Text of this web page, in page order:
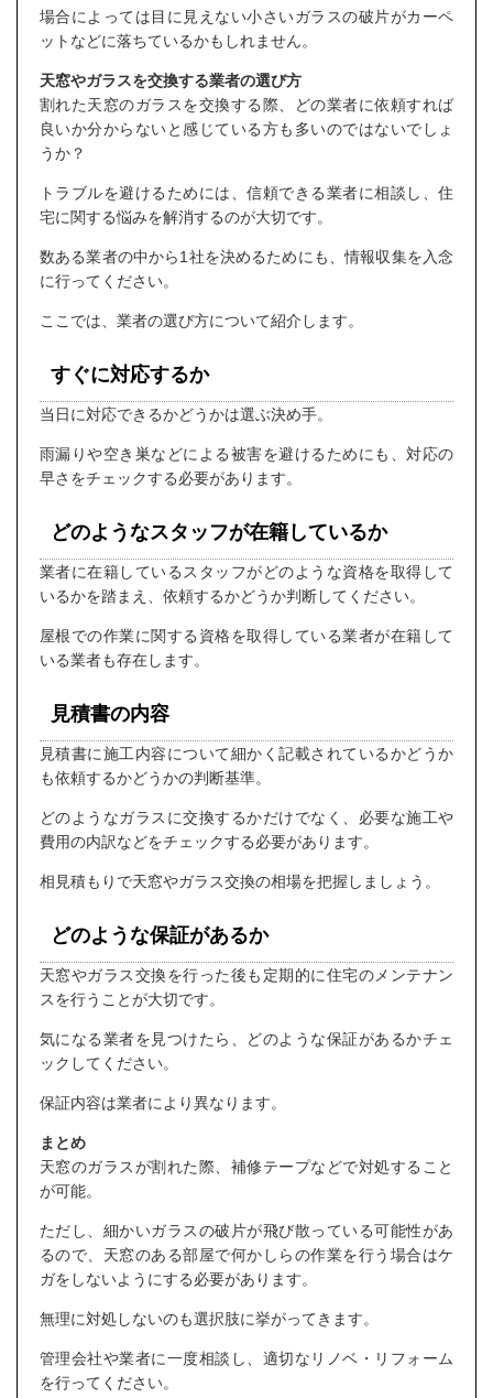
場合によっては目に見えない小さいガラスの破片がカーペ
ットなどに落ちているかもしれません。
天窓やガラスを交換する業者の選び方
割れた天窓のガラスを交換する際、どの業者に依頼すれば
良いか分からないと感じている方も多いのではないでしょ
うか？
トラブルを避けるためには、信頼できる業者に相談し、住
宅に関する悩みを解消するのが大切です。
数ある業者の中から1社を決めるためにも、情報収集を入念
に行ってください。
ここでは、業者の選び方について紹介します。
すぐに対応するか
当日に対応できるかどうかは選ぶ決め手。
雨漏りや空き巣などによる被害を避けるためにも、対応の
早さをチェックする必要があります。
どのようなスタッフが在籍しているか
業者に在籍しているスタッフがどのような資格を取得して
いるかを踏まえ、依頼するかどうか判断してください。
屋根での作業に関する資格を取得している業者が在籍して
いる業者も存在します。
見積書の内容
見積書に施工内容について細かく記載されているかどうか
も依頼するかどうかの判断基準。
どのようなガラスに交換するかだけでなく、必要な施工や
費用の内訳などをチェックする必要があります。
相見積もりで天窓やガラス交換の相場を把握しましょう。
どのような保証があるか
天窓やガラス交換を行った後も定期的に住宅のメンテナン
スを行うことが大切です。
気になる業者を見つけたら、どのような保証があるかチェ
ックしてください。
保証内容は業者により異なります。
まとめ
天窓のガラスが割れた際、補修テープなどで対処すること
が可能。
ただし、細かいガラスの破片が飛び散っている可能性があ
るので、天窓のある部屋で何かしらの作業を行う場合はケ
ガをしないようにする必要があります。
無理に対処しないのも選択肢に挙がってきます。
管理会社や業者に一度相談し、適切なリノベ・リフォーム
を行ってください。